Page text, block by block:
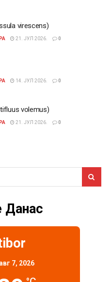
virescens)
21. ЈУЛ 2026. 0
14. ЈУЛ 2026. 0
volemus)
21. ЈУЛ 2026. 0
Данас
7, 2026